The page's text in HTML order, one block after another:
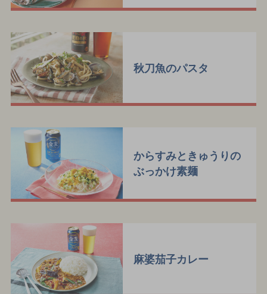
秋刀魚のパスタ
からすみときゅうりの
ぶっかけ素麺
麻婆茄子カレー